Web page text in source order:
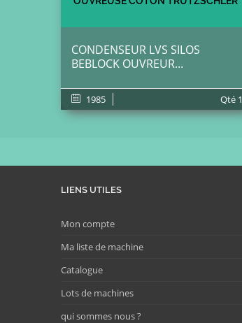
CONDENSEUR LVS SILOS
BEBLOCK OUVREUR...
1985 Qté 1
LIENS UTILES
Mon compte
Ma liste de machine
Catalogue
Lots de machines
qui sommes nous ?